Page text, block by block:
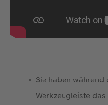
Sie haben während
Werkzeugleiste